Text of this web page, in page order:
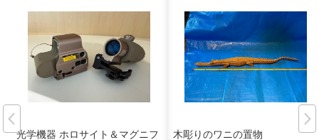
光学機器 ホロサイト＆マグニフ
木彫りのワニの置物